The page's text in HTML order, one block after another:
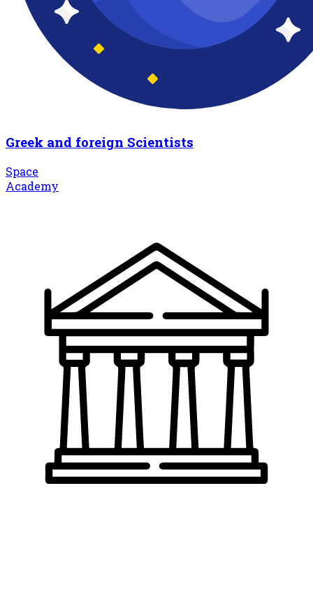
Greek and foreign Scientists
Space
Academy